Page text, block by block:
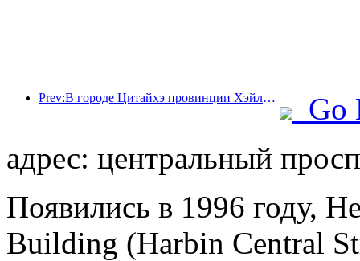
Prev:В городе Цитайхэ провинции Хэйлунцзян впервые в стране был издан нормативный акт, регулирующий индустрию льда и снега, который поощряет интеграцию искусственного интеллекта и видов спорта на льду и снегу.
Go
адрес: центральный
Появились в 1996 году,
Building (Harbin Central